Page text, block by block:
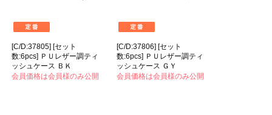
[C/D:37805] [セット
数:6pcs] ＰＵレザー調ティ
ッシュケース ＢＫ
会員価格は会員様のみ公開
[C/D:37806] [セット
数:6pcs] ＰＵレザー調ティ
ッシュケース ＧＹ
会員価格は会員様のみ公開